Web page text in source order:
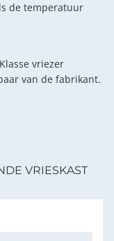
de temperatuur
vriezer
van de fabrikant.
VRIESKAST